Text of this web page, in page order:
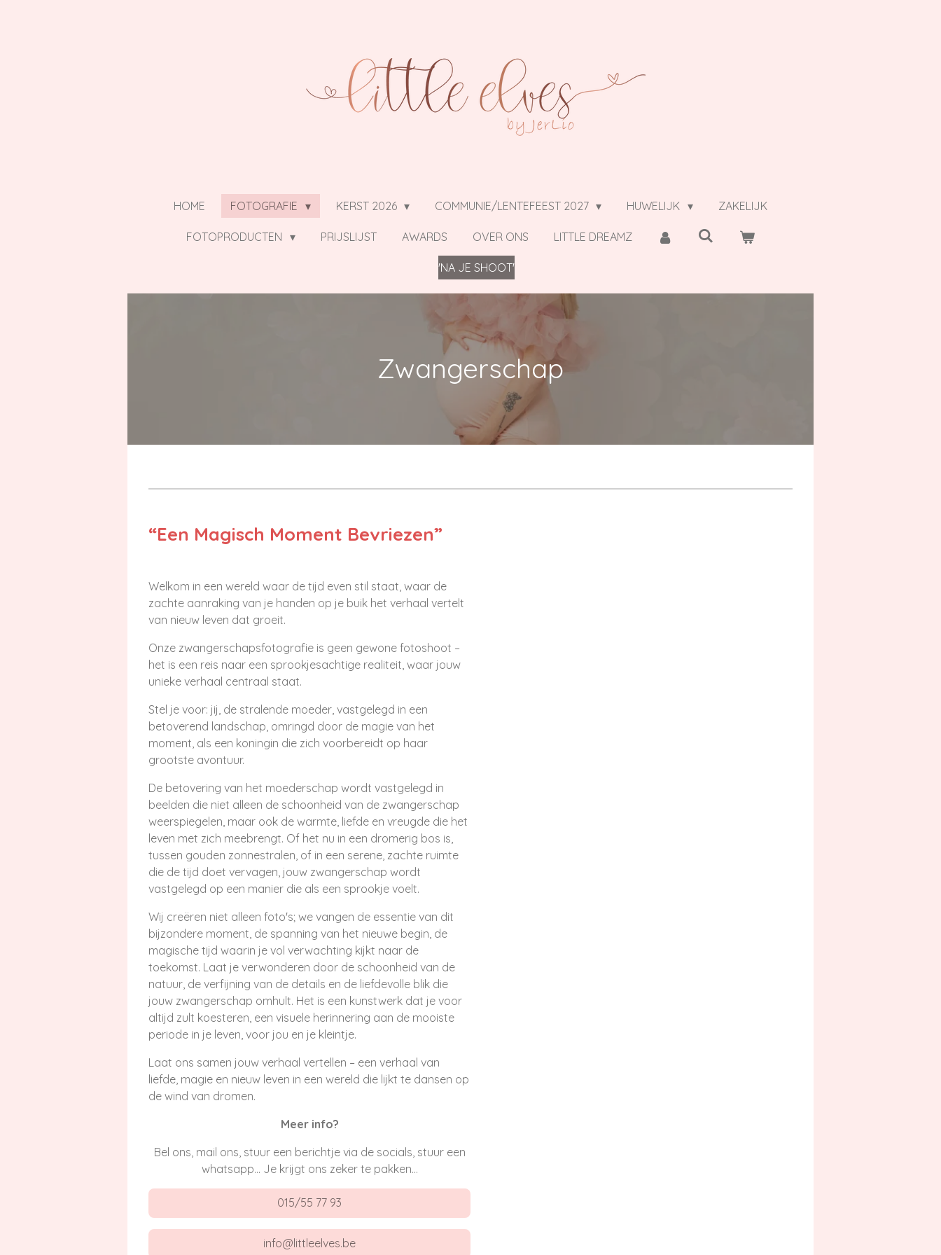
HOME FOTOGRAFIE KERST 2026 COMMUNIE/LENTEFEEST 2027 HUWELIJK ZAKELIJK
FOTOPRODUCTEN PRIJSLIJST AWARDS OVER ONS LITTLE DREAMZ
'NA JE SHOOT'
Zwangerschap
“Een Magisch Moment Bevriezen”
Welkom in een wereld waar de tijd even stil staat, waar de
zachte aanraking van je handen op je buik het verhaal vertelt
van nieuw leven dat groeit.
Onze zwangerschapsfotografie is geen gewone fotoshoot –
het is een reis naar een sprookjesachtige realiteit, waar jouw
unieke verhaal centraal staat.
Stel je voor: jij, de stralende moeder, vastgelegd in een
betoverend landschap, omringd door de magie van het
moment, als een koningin die zich voorbereidt op haar
grootste avontuur.
De betovering van het moederschap wordt vastgelegd in
beelden die niet alleen de schoonheid van de zwangerschap
weerspiegelen, maar ook de warmte, liefde en vreugde die het
leven met zich meebrengt. Of het nu in een dromerig bos is,
tussen gouden zonnestralen, of in een serene, zachte ruimte
die de tijd doet vervagen, jouw zwangerschap wordt
vastgelegd op een manier die als een sprookje voelt.
Wij creëren niet alleen foto's; we vangen de essentie van dit
bijzondere moment, de spanning van het nieuwe begin, de
magische tijd waarin je vol verwachting kijkt naar de
toekomst. Laat je verwonderen door de schoonheid van de
natuur, de verfijning van de details en de liefdevolle blik die
jouw zwangerschap omhult. Het is een kunstwerk dat je voor
altijd zult koesteren, een visuele herinnering aan de mooiste
periode in je leven, voor jou en je kleintje.
Laat ons samen jouw verhaal vertellen – een verhaal van
liefde, magie en nieuw leven in een wereld die lijkt te dansen op
de wind van dromen.
Meer info?
Bel ons, mail ons, stuur een berichtje via de socials, stuur een
whatsapp... Je krijgt ons zeker te pakken...
015/55 77 93
info@littleelves.be